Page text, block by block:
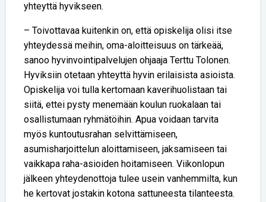
yhteyttä hyvikseen.
– Toivottavaa kuitenkin on, että opiskelija olisi itse
yhteydessä meihin, oma-aloitteisuus on tärkeää,
sanoo hyvinvointipalvelujen ohjaaja Terttu Tolonen.
Hyviksiin otetaan yhteyttä hyvin erilaisista asioista.
Opiskelija voi tulla kertomaan kaverihuolistaan tai
siitä, ettei pysty menemään koulun ruokalaan tai
osallistumaan ryhmätöihin. Apua voidaan tarvita
myös kuntoutusrahan selvittämiseen,
asumisharjoittelun aloittamiseen, jaksamiseen tai
vaikkapa raha-asioiden hoitamiseen. Viikonlopun
jälkeen yhteydenottoja tulee usein vanhemmilta, kun
he kertovat jostakin kotona sattuneesta tilanteesta.